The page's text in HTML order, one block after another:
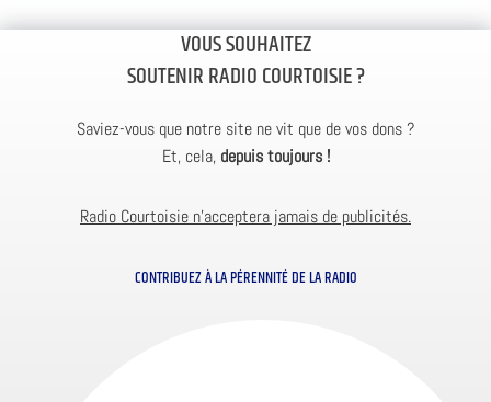
VOUS SOUHAITEZ
SOUTENIR RADIO COURTOISIE ?
Saviez-vous que notre site ne vit que de vos dons ?
Et, cela, depuis toujours !
Radio Courtoisie n’acceptera jamais de publicités.
CONTRIBUEZ À LA PÉRENNITÉ DE LA RADIO